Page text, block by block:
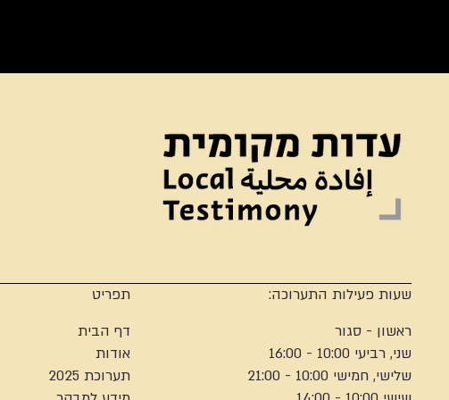
שעות פעילות התערוכה:
ראשון - סגור
שני, רביעי 10:00 - 16:00
שלישי, חמישי 10:00 - 21:00
תפריט
דף הבית
אודות
תערוכת 2025